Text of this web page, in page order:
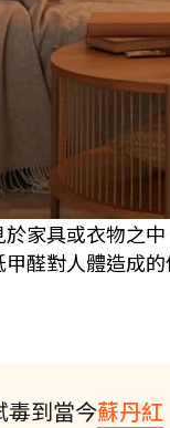
家具或衣物之
醛對人體造成
毒到當今蘇丹紅